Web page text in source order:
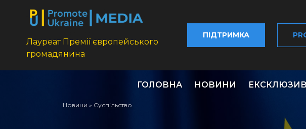
Лауреат Премії європейського
громадянина
ПІДТРИМКА
ГОЛОВНА НОВИНИ ЕКСКЛЮЗИВ
Новини » Суспільство